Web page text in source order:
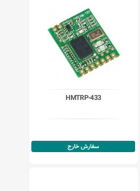
HMTRP-433
سفارش خارج